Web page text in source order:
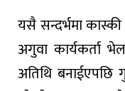
यसै सन्दर्भमा
अगुवा कार्यकर्ता
अतिथि बनाईएपछि